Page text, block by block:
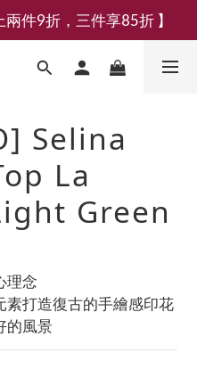
用千元購物金
件9折，三件享85折 】
用千元購物金
Selina
La
Green
理念
素打造復古的手繪感印花
的風景